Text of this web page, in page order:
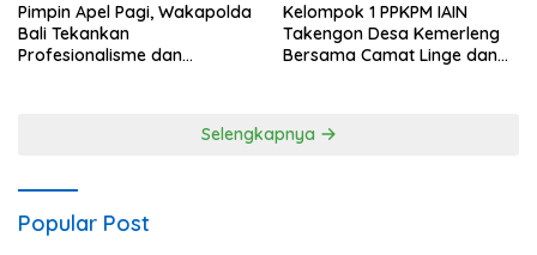
Pimpin Apel Pagi, Wakapolda
Bali Tekankan
Profesionalisme dan
Kelompok 1 PPKPM IAIN
Takengon Desa Kemerleng
Bersama Camat Linge dan
Jagong Jeget
Selengkapnya
Popular Post